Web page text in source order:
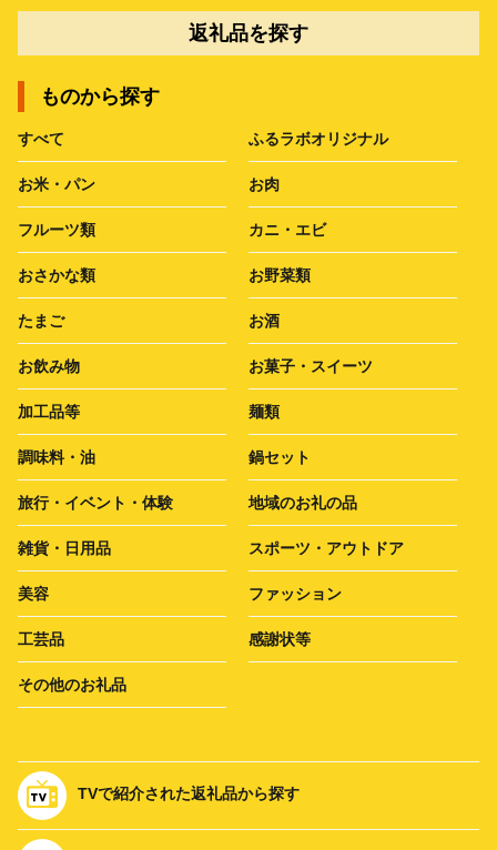
返礼品を探す
ものから探す
すべて ふるラボオリジナル
お米・パン お肉
フルーツ類 カニ・エビ
おさかな類 お野菜類
たまご お酒
お飲み物 お菓子・スイーツ
加工品等 麺類
調味料・油 鍋セット
旅行・イベント・体験 地域のお礼の品
雑貨・日用品 スポーツ・アウトドア
美容 ファッション
工芸品 感謝状等
その他のお礼品
TVで紹介された返礼品から探す